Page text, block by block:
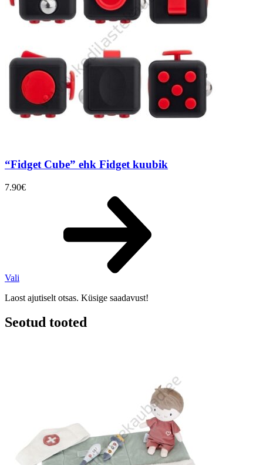
“Fidget Cube” ehk Fidget kuubik
7.90€
Vali
Laost ajutiselt otsas. Küsige saadavust!
Seotud tooted